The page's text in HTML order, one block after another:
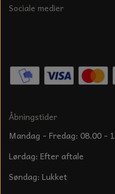
Sociale medier
Åbningstider
Mandag - Fredag: 08.00 -
Lørdag: Efter aftale
Søndag: Lukket